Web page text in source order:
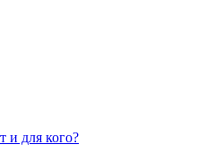
и для кого?